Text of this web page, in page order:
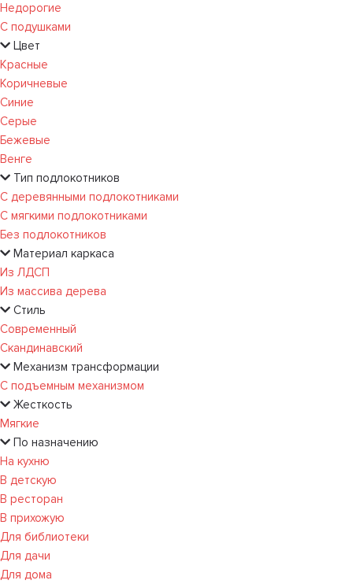
Недорогие
С подушками
Цвет
Красные
Коричневые
Синие
Серые
Бежевые
Венге
Тип подлокотников
С деревянными подлокотниками
С мягкими подлокотниками
Без подлокотников
Материал каркаса
Из ЛДСП
Из массива дерева
Стиль
Современный
Скандинавский
Механизм трансформации
С подъемным механизмом
Жесткость
Мягкие
По назначению
На кухню
В детскую
В ресторан
В прихожую
Для библиотеки
Для дачи
Для дома